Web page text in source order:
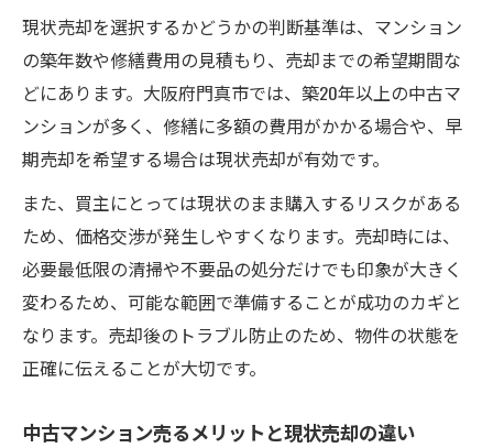
納得取引へ導く現状売却のコツと注意点
中古マンション売る現状売却交渉のポイン
ト
現状売却で中古マンション売る際のトラブ
中古マンション売る現状売却で重要な書類
管理
現状売却で中古マンション売る費用の把握
中古マンション売る時の現状売却リスク管
理法
中古マンション売る現状売却の相場調査の
現状売却を選択するかどうかの判断基準は、マンション
の築年数や修繕費用の見積もり、売却までの希望期間な
どにあります。大阪府門真市では、築20年以上の中古マ
ンションが多く、修繕に多額の費用がかかる場合や、早
期売却を希望する場合は現状売却が有効です。
また、買主にとっては現状のまま購入するリスクがある
ため、価格交渉が発生しやすくなります。売却時には、
必要最低限の清掃や不要品の処分だけでも印象が大きく
変わるため、可能な範囲で準備することが成功のカギと
なります。売却後のトラブル防止のため、物件の状態を
正確に伝えることが大切です。
中古マンション売るメリットと現状売却の違い